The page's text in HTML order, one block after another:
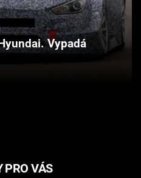
Vypadá
PRO VÁS